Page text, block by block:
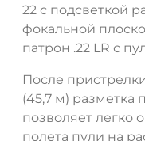
22 с подсветкой
фокальной
патрон .22 LR с
После
(45,7 м) разметка
позволяет легко
полета пули на